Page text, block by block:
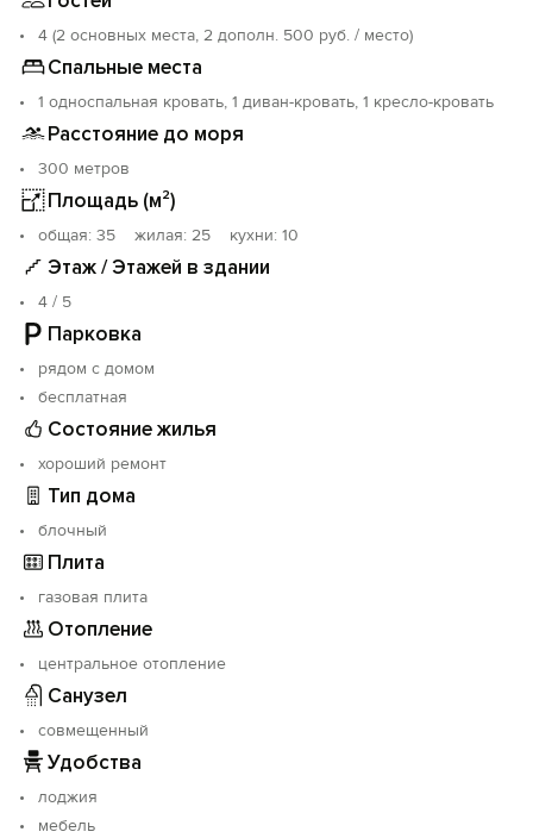
4 (2 основных места, 2 дополн. 500 руб. / место)
Спальные места
1 односпальная кровать, 1 диван-кровать, 1 кресло-кровать
Расстояние до моря
300 метров
Площадь (м²)
oбщая: 35 жилая: 25 кухни: 10
Этаж / Этажей в здании
4 / 5
Парковка
рядом с домом
бесплатная
Состояние жилья
хороший ремонт
Тип дома
блочный
Плита
газовая плита
Отопление
центральное отопление
Санузел
совмещенный
Удобства
лоджия
мебель